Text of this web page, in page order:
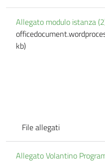
Allegato modulo istanza
kb)
File allegati
Allegato Volantino